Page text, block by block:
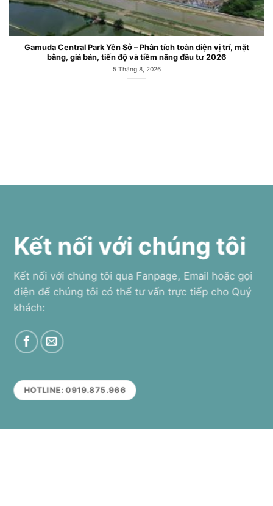
Gamuda Central Park Yên Sở – Phân tích toàn diện vị trí, mặt
bằng, giá bán, tiến độ và tiềm năng đầu tư 2026
5 Tháng 8, 2026
Kết nối với chúng tôi
Kết nối với chúng tôi qua Fanpage, Email hoặc gọi
điện để chúng tôi có thể tư vấn trực tiếp cho Quý
khách:
HOTLINE: 0919.875.966